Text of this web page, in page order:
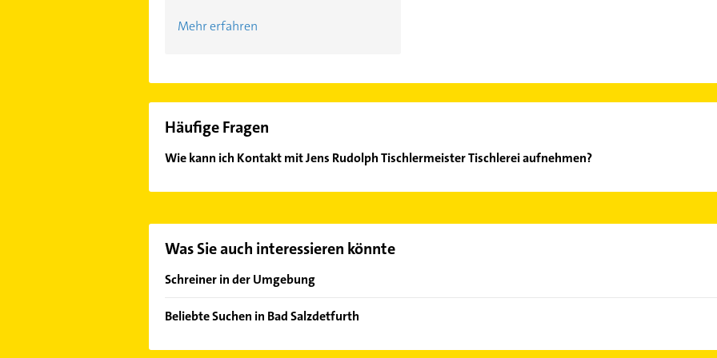
Mehr erfahren
Häufige Fragen
Wie kann ich Kontakt mit Jens Rudolph Tischlermeister Tischlerei aufnehmen?
Was Sie auch interessieren könnte
Schreiner in der Umgebung
Sibbesse
Hildesheim
Beliebte Suchen in Bad Salzdetfurth